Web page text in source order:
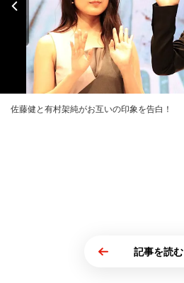
佐藤健と有村架純がお互いの印象を告白！
記事を読む